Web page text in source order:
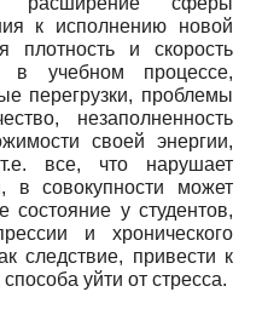
к исполнению новой
плотность и скорость
в учебном процессе,
перегрузки, проблемы
незаполненность
своей энергии,
все, что нарушает
в совокупности может
состояние у студентов,
и хронического
следствие, привести к
уйти от стресса.